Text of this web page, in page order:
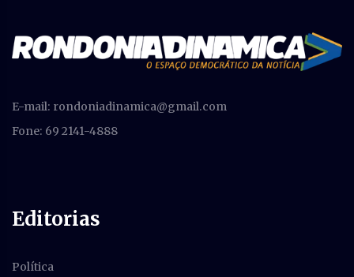
E-mail: rondoniadinamica@gmail.com
Fone: 69 2141-4888
Editorias
Política